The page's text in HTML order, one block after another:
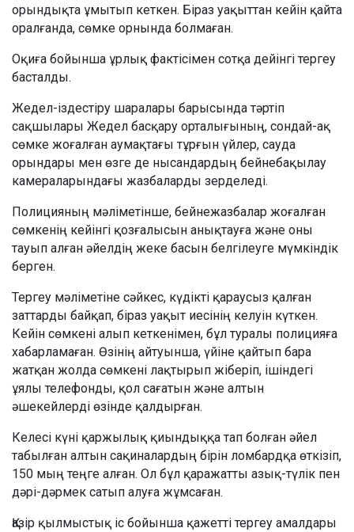
орындықта ұмытып кеткен. Біраз уақыттан кейін қайта
оралғанда, сөмке орнында болмаған.
Оқиға бойынша ұрлық фактісімен сотқа дейінгі тергеу
басталды.
Жедел-іздестіру шаралары барысында тәртіп
сақшылары Жедел басқару орталығының, сондай-ақ
сөмке жоғалған аумақтағы тұрғын үйлер, сауда
орындары мен өзге де нысандардың бейнебақылау
камераларындағы жазбаларды зерделеді.
Полицияның мәліметінше, бейнежазбалар жоғалған
сөмкенің кейінгі қозғалысын анықтауға және оны
тауып алған әйелдің жеке басын белгілеуге мүмкіндік
берген.
Тергеу мәліметіне сәйкес, күдікті қараусыз қалған
заттарды байқап, біраз уақыт иесінің келуін күткен.
Кейін сөмкені алып кеткенімен, бұл туралы полицияға
хабарламаған. Өзінің айтуынша, үйіне қайтып бара
жатқан жолда сөмкені лақтырып жіберіп, ішіндегі
ұялы телефонды, қол сағатын және алтын
әшекейлерді өзінде қалдырған.
Келесі күні қаржылық қиындыққа тап болған әйел
табылған алтын сақиналардың бірін ломбардқа өткізіп,
150 мың теңге алған. Ол бұл қаражатты азық-түлік пен
дәрі-дәрмек сатып алуға жұмсаған.
Қазір қылмыстық іс бойынша қажетті тергеу амалдары